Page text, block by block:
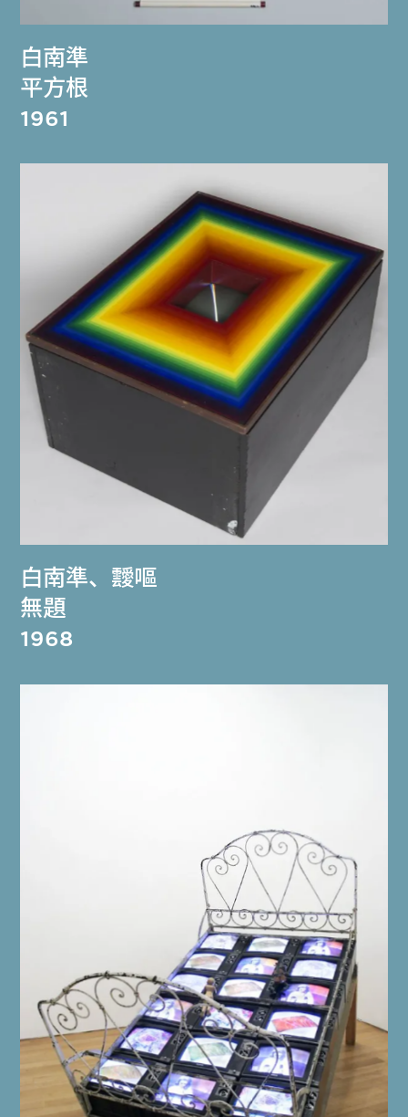
白南準
平方根
1961
白南準、 靉嘔
無題
1968